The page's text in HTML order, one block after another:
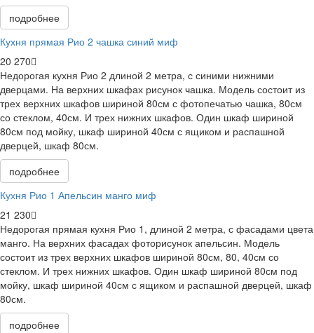
подробнее
Кухня прямая Рио 2 чашка синий миф
20 270
Недорогая кухня Рио 2 длиной 2 метра, с синими нижними
дверцами. На верхних шкафах рисунок чашка. Модель состоит из
трех верхних шкафов шириной 80см с фотопечатью чашка, 80см
со стеклом, 40см. И трех нижних шкафов. Один шкаф шириной
80см под мойку, шкаф шириной 40см с ящиком и распашной
дверцей, шкаф 80см.
подробнее
Кухня Рио 1 Апельсин манго миф
21 230
Недорогая прямая кухня Рио 1, длиной 2 метра, с фасадами цвета
манго. На верхних фасадах фоторисунок апельсин. Модель
состоит из трех верхних шкафов шириной 80см, 80, 40см со
стеклом. И трех нижних шкафов. Один шкаф шириной 80см под
мойку, шкаф шириной 40см с ящиком и распашной дверцей, шкаф
80см.
подробнее